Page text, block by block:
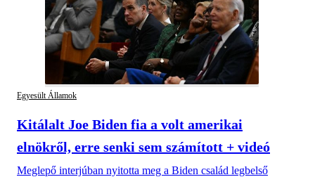
Egyesült Államok
Kitálalt Joe Biden fia a volt amerikai
elnökről, erre senki sem számított + videó
Meglepő interjúban nyitotta meg a Biden család legbelső